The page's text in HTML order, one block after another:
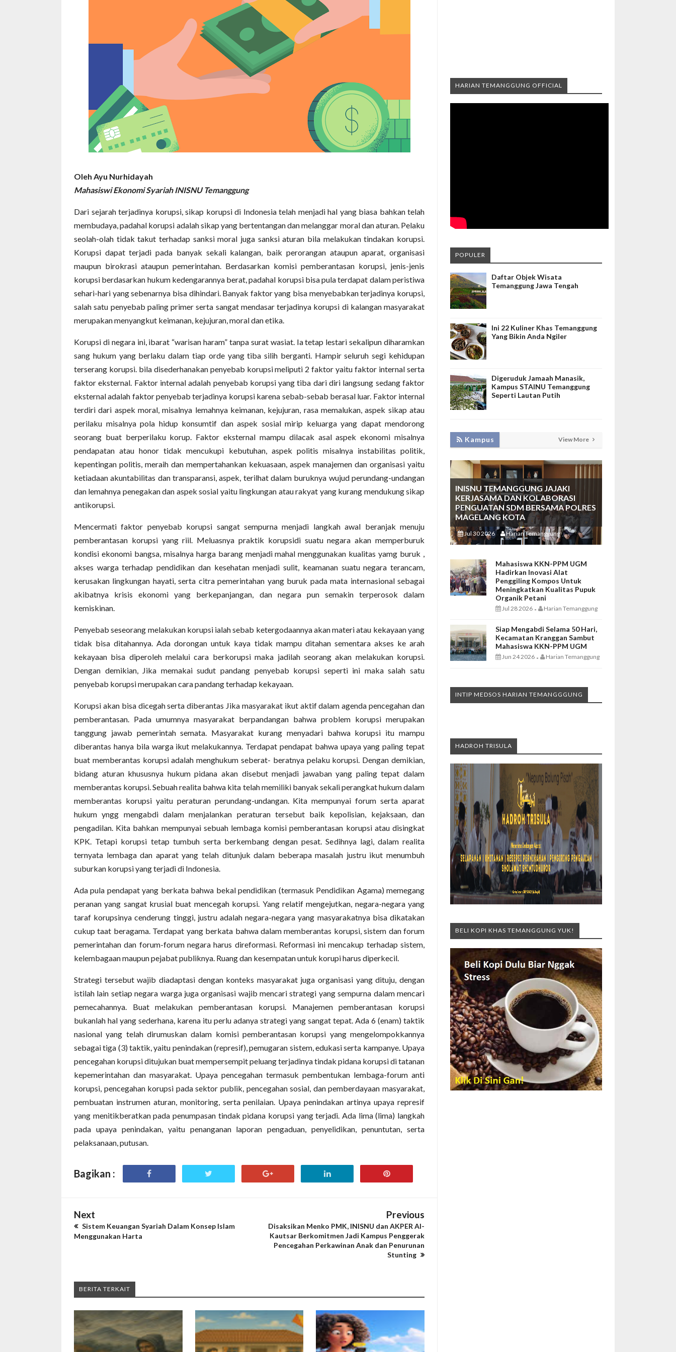
Oleh Ayu Nurhidayah
Mahasiswi Ekonomi Syariah INISNU Temanggung
Dari sejarah terjadinya korupsi, sikap korupsi di Indonesia telah menjadi hal yang biasa bahkan telah
membudaya, padahal korupsi adalah sikap yang bertentangan dan melanggar moral dan aturan. Pelaku
seolah-olah tidak takut terhadap sanksi moral juga sanksi aturan bila melakukan tindakan korupsi.
Korupsi dapat terjadi pada banyak sekali kalangan, baik perorangan ataupun aparat, organisasi
maupun birokrasi ataupun pemerintahan. Berdasarkan komisi pemberantasan korupsi, jenis-jenis
korupsi berdasarkan hukum kedengarannya berat, padahal korupsi bisa pula terdapat dalam peristiwa
sehari-hari yang sebenarnya bisa dihindari. Banyak faktor yang bisa menyebabkan terjadinya korupsi,
salah satu penyebab paling primer serta sangat mendasar terjadinya korupsi di kalangan masyarakat
merupakan menyangkut keimanan, kejujuran, moral dan etika.
Korupsi di negara ini, ibarat “warisan haram” tanpa surat wasiat. Ia tetap lestari sekalipun diharamkan
sang hukum yang berlaku dalam tiap orde yang tiba silih berganti. Hampir seluruh segi kehidupan
terserang korupsi. bila disederhanakan penyebab korupsi meliputi 2 faktor yaitu faktor internal serta
faktor eksternal. Faktor internal adalah penyebab korupsi yang tiba dari diri langsung sedang faktor
eksternal adalah faktor penyebab terjadinya korupsi karena sebab-sebab berasal luar. Faktor internal
terdiri dari aspek moral, misalnya lemahnya keimanan, kejujuran, rasa memalukan, aspek sikap atau
perilaku misalnya pola hidup konsumtif dan aspek sosial mirip keluarga yang dapat mendorong
seorang buat berperilaku korup. Faktor eksternal mampu dilacak asal aspek ekonomi misalnya
pendapatan atau honor tidak mencukupi kebutuhan, aspek politis misalnya instabilitas politik,
kepentingan politis, meraih dan mempertahankan kekuasaan, aspek manajemen dan organisasi yaitu
ketiadaan akuntabilitas dan transparansi, aspek, terilhat dalam buruknya wujud perundang-undangan
dan lemahnya penegakan dan aspek sosial yaitu lingkungan atau rakyat yang kurang mendukung sikap
antikorupsi.
Mencermati faktor penyebab korupsi sangat sempurna menjadi langkah awal beranjak menuju
pemberantasan korupsi yang riil. Meluasnya praktik korupsidi suatu negara akan memperburuk
kondisi ekonomi bangsa, misalnya harga barang menjadi mahal menggunakan kualitas yamg buruk ,
akses warga terhadap pendidikan dan kesehatan menjadi sulit, keamanan suatu negara terancam,
kerusakan lingkungan hayati, serta citra pemerintahan yang buruk pada mata internasional sebagai
akibatnya krisis ekonomi yang berkepanjangan, dan negara pun semakin terperosok dalam
kemiskinan.
Penyebab seseorang melakukan korupsi ialah sebab ketergodaannya akan materi atau kekayaan yang
tidak bisa ditahannya. Ada dorongan untuk kaya tidak mampu ditahan sementara akses ke arah
kekayaan bisa diperoleh melalui cara berkorupsi maka jadilah seorang akan melakukan korupsi.
Dengan demikian, Jika memakai sudut pandang penyebab korupsi seperti ini maka salah satu
penyebab korupsi merupakan cara pandang terhadap kekayaan.
Korupsi akan bisa dicegah serta diberantas Jika masyarakat ikut aktif dalam agenda pencegahan dan
pemberantasan. Pada umumnya masyarakat berpandangan bahwa problem korupsi merupakan
tanggung jawab pemerintah semata. Masyarakat kurang menyadari bahwa korupsi itu mampu
diberantas hanya bila warga ikut melakukannya. Terdapat pendapat bahwa upaya yang paling tepat
buat memberantas korupsi adalah menghukum seberat- beratnya pelaku korupsi. Dengan demikian,
bidang aturan khususnya hukum pidana akan disebut menjadi jawaban yang paling tepat dalam
memberantas korupsi. Sebuah realita bahwa kita telah memiliki banyak sekali perangkat hukum dalam
memberantas korupsi yaitu peraturan perundang-undangan. Kita mempunyai forum serta aparat
hukum yngg mengabdi dalam menjalankan peraturan tersebut baik kepolisian, kejaksaan, dan
pengadilan. Kita bahkan mempunyai sebuah lembaga komisi pemberantasan korupsi atau disingkat
KPK. Tetapi korupsi tetap tumbuh serta berkembang dengan pesat. Sedihnya lagi, dalam realita
ternyata lembaga dan aparat yang telah ditunjuk dalam beberapa masalah justru ikut menumbuh
suburkan korupsi yang terjadi di Indonesia.
Ada pula pendapat yang berkata bahwa bekal pendidikan (termasuk Pendidikan Agama) memegang
peranan yang sangat krusial buat mencegah korupsi. Yang relatif mengejutkan, negara-negara yang
taraf korupsinya cenderung tinggi, justru adalah negara-negara yang masyarakatnya bisa dikatakan
cukup taat beragama. Terdapat yang berkata bahwa dalam memberantas korupsi, sistem dan forum
pemerintahan dan forum-forum negara harus direformasi. Reformasi ini mencakup terhadap sistem,
kelembagaan maupun pejabat publiknya. Ruang dan kesempatan untuk korupi harus diperkecil.
Strategi tersebut wajib diadaptasi dengan konteks masyarakat juga organisasi yang dituju, dengan
istilah lain setiap negara warga juga organisasi wajib mencari strategi yang sempurna dalam mencari
pemecahannya. Buat melakukan pemberantasan korupsi. Manajemen pemberantasan korupsi
bukanlah hal yang sederhana, karena itu perlu adanya strategi yang sangat tepat. Ada 6 (enam) taktik
nasional yang telah dirumuskan dalam komisi pemberantasan korupsi yang mengelompokkannya
sebagai tiga (3) taktik, yaitu penindakan (represif), pemugaran sistem, edukasi serta kampanye. Upaya
pencegahan korupsi ditujukan buat mempersempit peluang terjadinya tindak pidana korupsi di tatanan
kepemerintahan dan masyarakat. Upaya pencegahan termasuk pembentukan lembaga-forum anti
korupsi, pencegahan korupsi pada sektor publik, pencegahan sosial, dan pemberdayaan masyarakat,
pembuatan instrumen aturan, monitoring, serta penilaian. Upaya penindakan artinya upaya represif
yang menitikberatkan pada penumpasan tindak pidana korupsi yang terjadi. Ada lima (lima) langkah
pada upaya penindakan, yaitu penanganan laporan pengaduan, penyelidikan, penuntutan, serta
pelaksanaan, putusan.
Bagikan :
Next
Sistem Keuangan Syariah Dalam Konsep Islam
Menggunakan Harta
Previous
Disaksikan Menko PMK, INISNU dan AKPER Al-
Kautsar Berkomitmen Jadi Kampus Penggerak
Pencegahan Perkawinan Anak dan Penurunan
Stunting
BERITA TERKAIT
HARIAN TEMANGGUNG OFFICIAL
POPULER
Daftar Objek Wisata
Temanggung Jawa Tengah
Ini 22 Kuliner Khas Temanggung
Yang Bikin Anda Ngiler
Digeruduk Jamaah Manasik,
Kampus STAINU Temanggung
Seperti Lautan Putih
Kampus View More
INISNU TEMANGGUNG JAJAKI
KERJASAMA DAN KOLABORASI
PENGUATAN SDM BERSAMA POLRES
MAGELANG KOTA
Jul 30 2026- Harian Temanggung
Mahasiswa KKN-PPM UGM
Hadirkan Inovasi Alat
Penggiling Kompos Untuk
Meningkatkan Kualitas Pupuk
Organik Petani
Jul 28 2026 - Harian Temanggung
Siap Mengabdi Selama 50 Hari,
Kecamatan Kranggan Sambut
Mahasiswa KKN-PPM UGM
Jun 24 2026 - Harian Temanggung
INTIP MEDSOS HARIAN TEMANGGGUNG
HADROH TRISULA
BELI KOPI KHAS TEMANGGUNG YUK!